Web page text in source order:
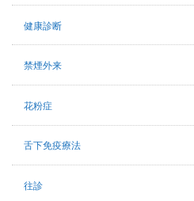
健康診断
禁煙外来
花粉症
舌下免疫療法
往診